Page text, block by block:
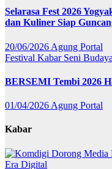
Selarasa Fest 2026
dan Kuliner Siap
20/06/2026 Agung Portal
Festival Kabar Seni Budaya
BERSEMI Tembi 2026
01/04/2026 Agung Portal
Kabar